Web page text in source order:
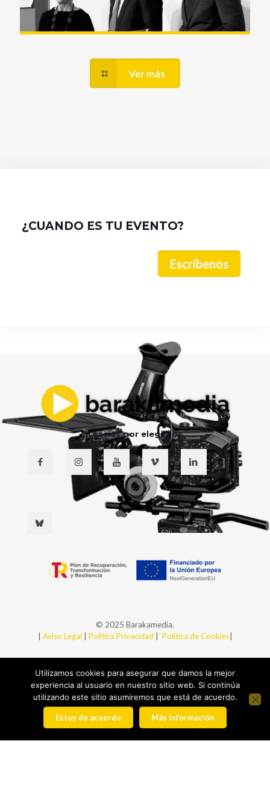
Ver más
¿CUANDO ES TU EVENTO?
Escríbenos
Gracias por elegirnos
© 2025 Barakamedia.
Aviso Legal Política Privacidad Política de Cookies|
Utilizamos cookies para asegurar que damos la mejor
experiencia al usuario en nuestro sitio web. Si continúa
utilizando este sitio asumiremos que está de acuerdo.
Estoy de acuerdo Más Información